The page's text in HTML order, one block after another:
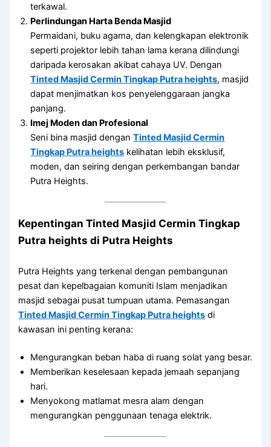
terkawal.
Perlindungan Harta Benda Masjid
Permaidani, buku agama, dan kelengkapan elektronik
seperti projektor lebih tahan lama kerana dilindungi
daripada kerosakan akibat cahaya UV. Dengan
Tinted Masjid Cermin Tingkap Putra heights, masjid
dapat menjimatkan kos penyelenggaraan jangka
panjang.
Imej Moden dan Profesional
Seni bina masjid denganTinted Masjid Cermin
Tingkap Putra heights kelihatan lebih eksklusif,
moden, dan seiring dengan perkembangan bandar
Putra Heights.
KepentinganTinted Masjid Cermin Tingkap
Putra heights di Putra Heights
Putra Heights yang terkenal dengan pembangunan
pesat dan kepelbagaian komuniti Islam menjadikan
masjid sebagai pusat tumpuan utama. Pemasangan
Tinted Masjid Cermin Tingkap Putra heights di
kawasan ini penting kerana:
Mengurangkan beban haba di ruang solat yang besar.
Memberikan keselesaan kepada jemaah sepanjang
hari.
Menyokong matlamat mesra alam dengan
mengurangkan penggunaan tenaga elektrik.